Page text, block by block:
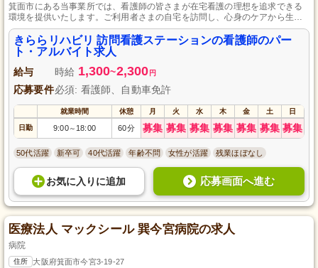
箕面市にある当事業所では、看護師の皆さまが在宅看護の理想を追求できる
環境を提供いたします。ご利用者さまの自宅を訪問し、心身のケアから生活
全般の相談対応まで、訪問看護の業務に幅広く携わっていただきます。看護
師としての資格と経験を活かし、地域社会で大きな役割を果たしてくださ
い。
きららリハビリ 訪問看護ステーションの看護師のパー
ト・アルバイト求人
給与 時給 1,300~2,300 円
応募要件必須: 看護師、自動車免許
就業時間 休憩 月 火 水 木 金 土 日
日勤 9:00～ 18:00 60分 募集 募集 募集 募集 募集 募集 募集
50代活躍 新卒可 40代活躍 年齢不問 女性が活躍 残業ほぼなし
お気に入り に追加 応募画面へ進む
医療法人 マックシール 巽今宮病院の求人
病院
住所 大阪府箕面市今宮3-19-27